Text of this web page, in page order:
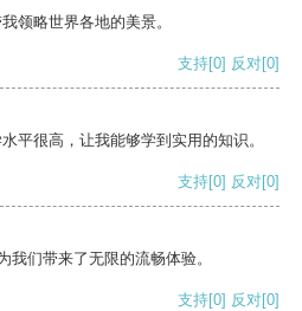
领略世界各地的美景。
支持[0] 反对[0]
平很高，让我能够学到实用的知识。
支持[0] 反对[0]
们带来了无限的流畅体验。
支持[0] 反对[0]